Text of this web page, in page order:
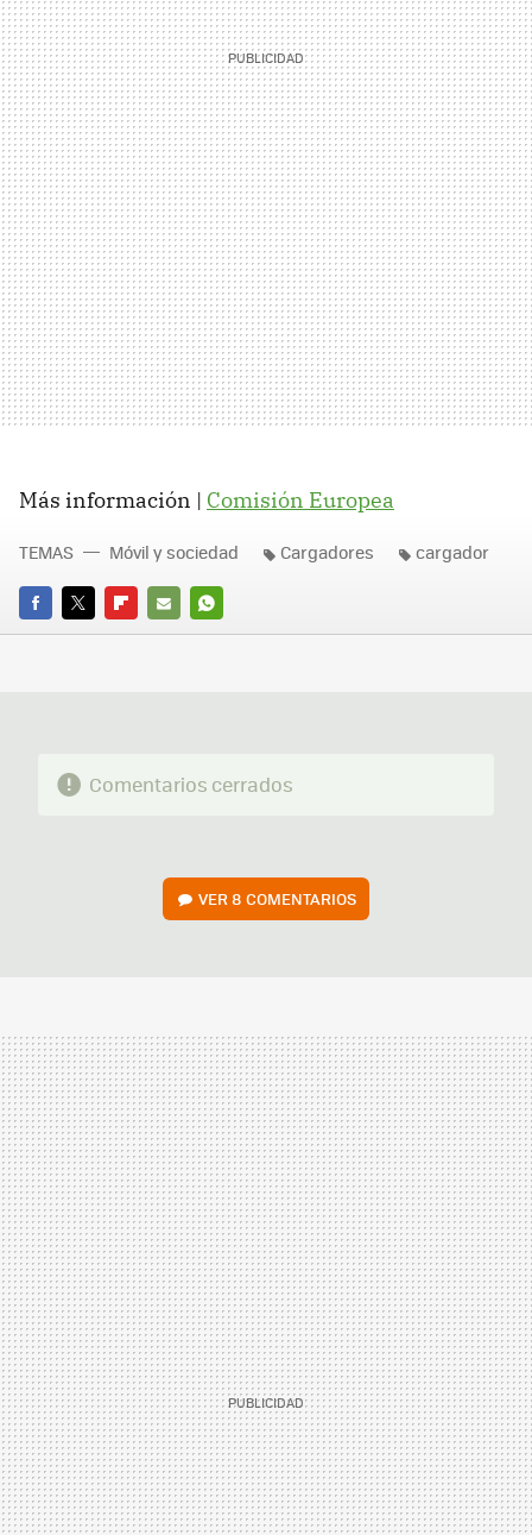
Más información | Comisión Europea
FACEBOOK
TWITTERFLIPBOARD
E-
WHATSAPP
TEMAS Móvil y sociedad Cargadores cargador
Comentarios cerrados
VER8 COMENTARIOS